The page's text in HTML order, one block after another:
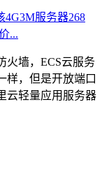
4G3M服务器268
...
火墙，ECS云服务
样，但是开放端口
云轻量应用服务器